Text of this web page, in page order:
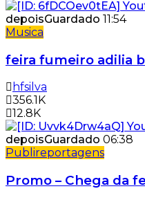
depoisGuardado 11:54
Musica
feira fumeiro adilia
hfsilva
356.1K
12.8K
depoisGuardado 06:38
Publireportagens
Promo – Chega da